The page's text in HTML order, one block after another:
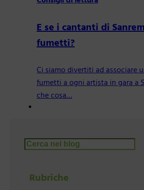
E se i cantanti di
fumetti?
Ci siamo divertiti ad associare
fumetti a ogni artista in gara a
che cosa…
Cerca
Rubriche